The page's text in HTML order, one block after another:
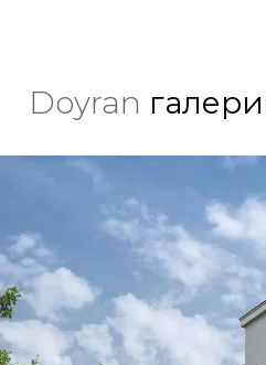
Doyran